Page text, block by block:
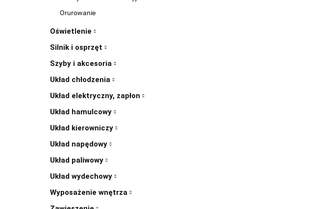
Orurowanie
Oświetlenie
Silnik i osprzęt
Szyby i akcesoria
Układ chłodzenia
Układ elektryczny, zapłon
Układ hamulcowy
Układ kierowniczy
Układ napędowy
Układ paliwowy
Układ wydechowy
Wyposażenie wnętrza